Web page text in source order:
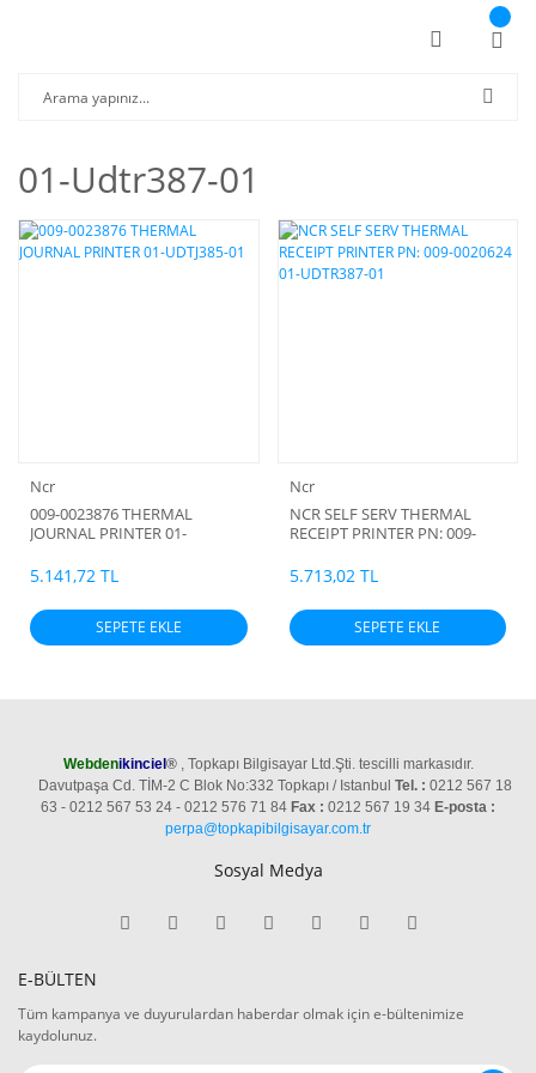
01-Udtr387-01
Ncr
009-0023876 THERMAL
JOURNAL PRINTER 01-
5.141,72 TL
SEPETE EKLE
Ncr
NCR SELF SERV THERMAL
RECEIPT PRINTER PN: 009-
5.713,02 TL
SEPETE EKLE
Webdenikinciel®, Topkapı Bilgisayar Ltd.Şti. tescilli markasıdır.
Davutpaşa Cd. TİM-2 C Blok No:332 Topkapı / Istanbul Tel. : 0212 567 18
63 - 0212 567 53 24 - 0212 576 71 84 Fax : 0212 567 19 34 E-posta :
perpa@topkapibilgisayar.com.tr
Sosyal Medya
E-BÜLTEN
Tüm kampanya ve duyurulardan haberdar olmak için e-bültenimize
kaydolunuz.